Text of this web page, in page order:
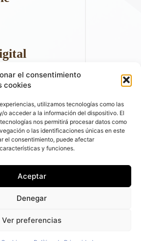
el consentimiento
cookies
utilizamos tecnologías como las
o acceder a la información del dispositivo. El
nos permitirá procesar datos como
o las identificaciones únicas en este
el consentimiento, puede afectar
y funciones.
Aceptar
Denegar
Ver preferencias
redes sociales
de la Hoz 70, 1ºB - 28003 - Madrid